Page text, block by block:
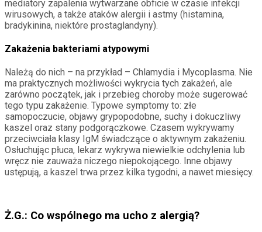
mediatory zapalenia wytwarzane obficie w czasie infekcji
wirusowych, a także ataków alergii i astmy (histamina,
bradykinina, niektóre prostaglandyny).
Zakażenia bakteriami atypowymi
Należą do nich – na przykład – Chlamydia i Mycoplasma. Nie
ma praktycznych możliwości wykrycia tych zakażeń, ale
zarówno początek, jak i przebieg choroby może sugerować
tego typu zakażenie. Typowe symptomy to: złe
samopoczucie, objawy grypopodobne, suchy i dokuczliwy
kaszel oraz stany podgorączkowe. Czasem wykrywamy
przeciwciała klasy IgM świadczące o aktywnym zakażeniu.
Osłuchując płuca, lekarz wykrywa niewielkie odchylenia lub
wręcz nie zauważa niczego niepokojącego. Inne objawy
ustępują, a kaszel trwa przez kilka tygodni, a nawet miesięcy.
Ż.G.: Co wspólnego ma ucho z alergią?